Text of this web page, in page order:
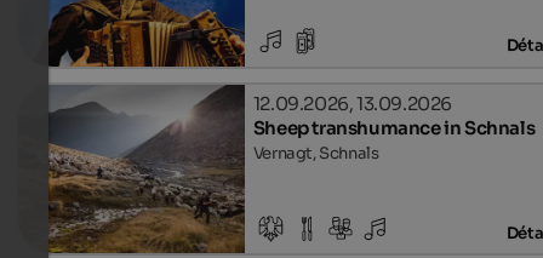
12.09.2026, 13.09.2026
Sheep transhumance in Schnals
Vernagt, Schnals